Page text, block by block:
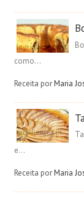
como...
Receita porMaria
e...
Receita porMaria